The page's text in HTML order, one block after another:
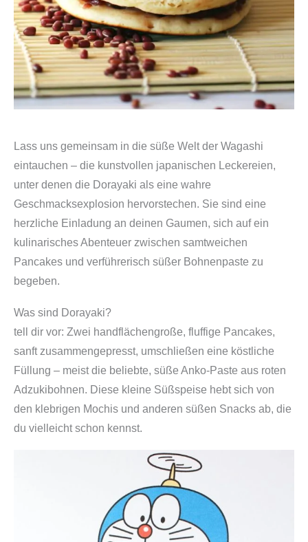
Lass uns gemeinsam in die süße Welt der Wagashi
eintauchen – die kunstvollen japanischen Leckereien,
unter denen die Dorayaki als eine wahre
Geschmacksexplosion hervorstechen. Sie sind eine
herzliche Einladung an deinen Gaumen, sich auf ein
kulinarisches Abenteuer zwischen samtweichen
Pancakes und verführerisch süßer Bohnenpaste zu
begeben.
Was sind Dorayaki?
tell dir vor: Zwei handflächengroße, fluffige Pancakes,
sanft zusammengepresst, umschließen eine köstliche
Füllung – meist die beliebte, süße Anko-Paste aus roten
Adzukibohnen. Diese kleine Süßspeise hebt sich von
den klebrigen Mochis und anderen süßen Snacks ab, die
du vielleicht schon kennst.